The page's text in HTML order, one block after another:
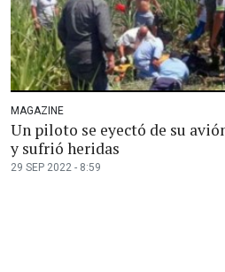
MAGAZINE
Un piloto se eyectó de su
y sufrió heridas
29 SEP 2022 - 8:59